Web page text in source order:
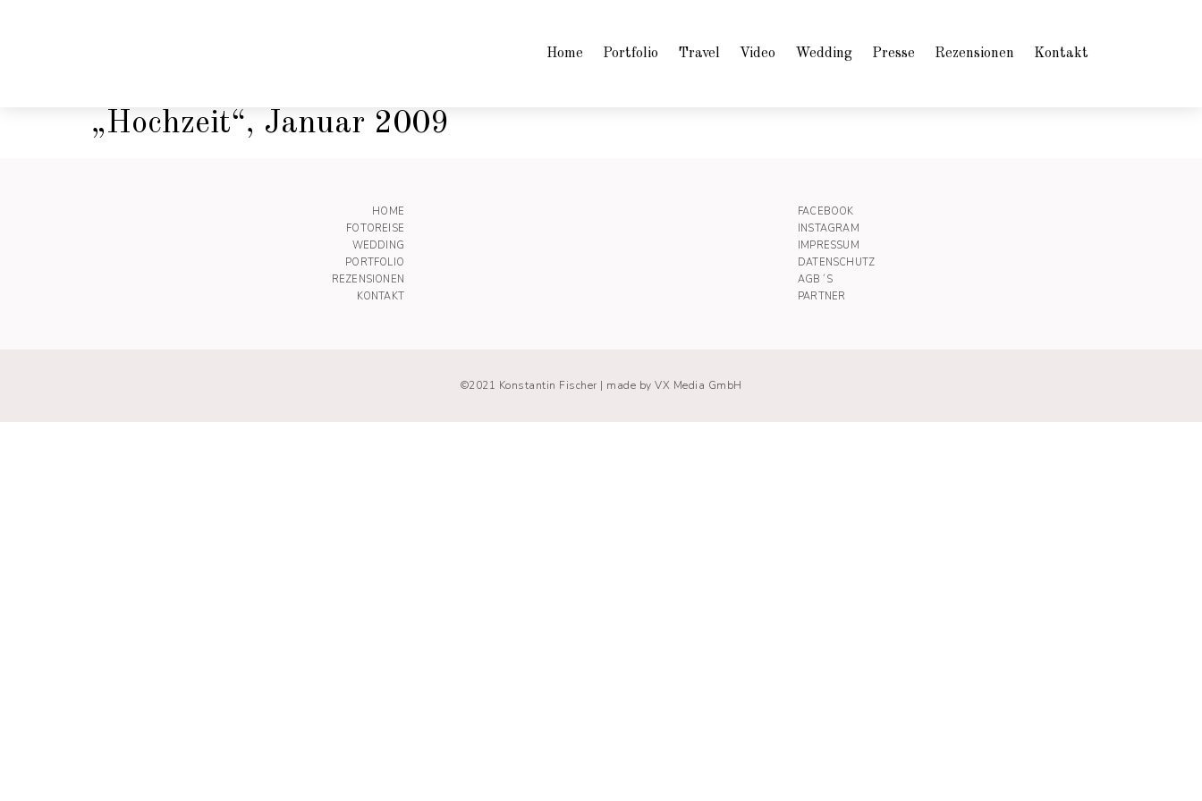
Home Portfolio Travel Video Wedding Presse Rezensionen Kontakt
„Hochzeit“, Januar 2009
HOME
FOTOREISE
WEDDING
PORTFOLIO
REZENSIONEN
KONTAKT
FACEBOOK
INSTAGRAM
IMPRESSUM
DATENSCHUTZ
AGB´S
PARTNER
©2021 Konstantin Fischer | made by VX Media GmbH